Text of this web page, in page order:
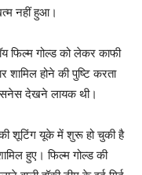
नहीं हुआ।
फिल्‍म गोल्‍ड को लेकर काफी
होने की पुष्‍टि करता
देखने लायक थी।
की शूटिंग यूके में शुरू हो चुकी है
हुए। फिल्‍म गोल्‍ड की